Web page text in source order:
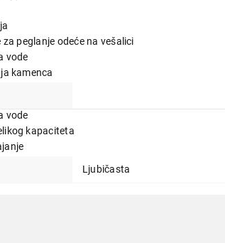
peglanje odeće na vešalici
vode
kamenca
vode
kapaciteta
Ljubičasta